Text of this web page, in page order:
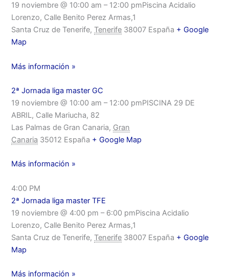
19 noviembre @ 10:00 am – 12:00 pmPiscina Acidalio
Lorenzo, Calle Benito Perez Armas,1
Santa Cruz de Tenerife, Tenerife 38007 España + Google
Map
Más información »
2ª Jornada liga master GC
19 noviembre @ 10:00 am – 12:00 pmPISCINA 29 DE
ABRIL, Calle Mariucha, 82
Las Palmas de Gran Canaria, Gran
Canaria 35012 España + Google Map
Más información »
4:00 PM
2ª Jornada liga master TFE
19 noviembre @ 4:00 pm – 6:00 pmPiscina Acidalio
Lorenzo, Calle Benito Perez Armas,1
Santa Cruz de Tenerife, Tenerife 38007 España + Google
Map
Más información »